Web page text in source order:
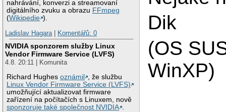
nahrávání, konverzi a streamovaní
digitálního zvuku a obrazu FFmpeg
(Wikipedie ).
Ladislav Hagara
Komentářů: 0
NVIDIA sponzorem služby Linux
Vendor Firmware Service (LVFS)
4.8. 20:11 | Komunita
Richard Hughesoznámil
, že službu
Linux Vendor Firmware Service (LVFS)
umožňující aktualizovat firmware
zařízení na počítačích s Linuxem, nově
sponzoruje také společnost NVIDIA .
Dik
(OS
WinXP)